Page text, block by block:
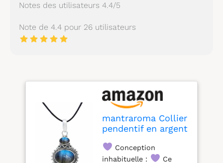
Notes des utilisateurs 4.4/5
Note de 4.4 pour 26 utilisateurs
mantraroma Collier
pendentif en argent
en pierre précieuse
labradorite verte et
Conception
inhabituelle :
Ce